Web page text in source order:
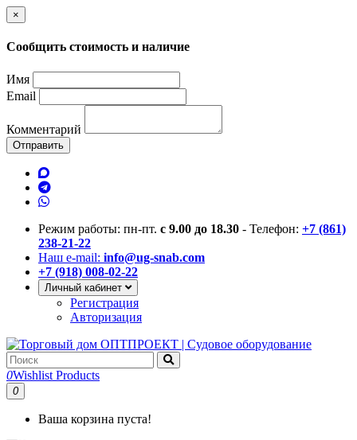
×
Сообщить стоимость и наличие
Имя
Email
Комментарий
Отправить
Режим работы: пн-пт. с 9.00 до 18.30 - Телефон: +7 (861)
238-21-22
Наш e-mail: info@ug-snab.com
+7 (918) 008-02-22
Личный кабинет
Регистрация
Авторизация
0Wishlist Products
0
Ваша корзина пуста!